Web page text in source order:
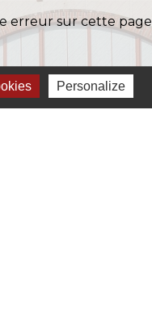
erreur sur cette page
Personalize